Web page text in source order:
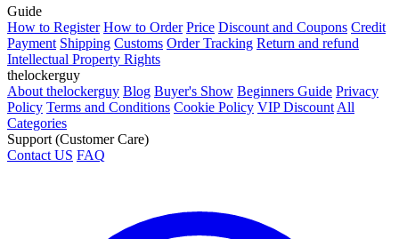
Guide
How to Register How to Order Price Discount and Coupons Credit
Payment Shipping Customs Order Tracking Return and refund
Intellectual Property Rights
thelockerguy
About thelockerguy Blog Buyer's Show Beginners Guide Privacy
Policy Terms and Conditions Cookie Policy VIP Discount All
Categories
Support (Customer Care)
Contact US FAQ